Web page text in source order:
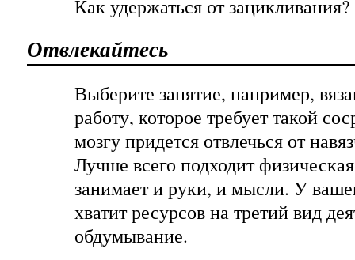
Как удержаться от зацикливания?
Отвлекайтесь
Выберите занятие, например,
работу, которое требует такой
мозгу придется отвлечься от
Лучше всего подходит
занимает и руки, и мысли. У
хватит ресурсов на третий вид
обдумывание.